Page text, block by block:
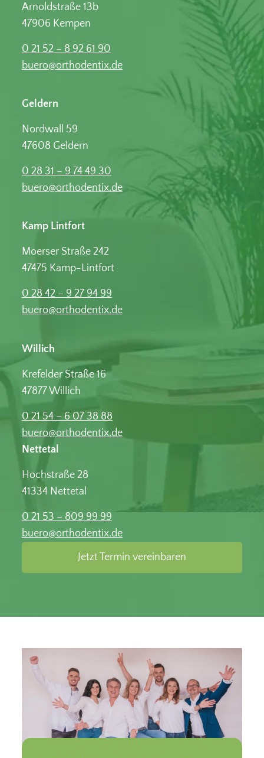
Arnoldstraße 13b
47906 Kempen
0 21 52 – 8 92 61 90
buero@orthodentix.de
Geldern
Nordwall 59
47608 Geldern
0 28 31 – 9 74 49 30
buero@orthodentix.de
Kamp Lintfort
Moerser Straße 242
47475 Kamp-Lintfort
0 28 42 – 9 27 94 99
buero@orthodentix.de
Willich
Krefelder Straße 16
47877 Willich
0 21 54 – 6 07 38 88
buero@orthodentix.de
Nettetal
Hochstraße 28
41334 Nettetal
0 21 53 – 809 99 99
buero@orthodentix.de
Jetzt Termin vereinbaren